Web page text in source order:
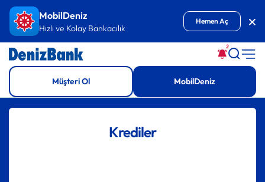
İçeriğe GitMobilDeniz
Hızlı ve Kolay Bankacılık
Hemen Aç
2
Müşteri Ol MobilDeniz
Krediler